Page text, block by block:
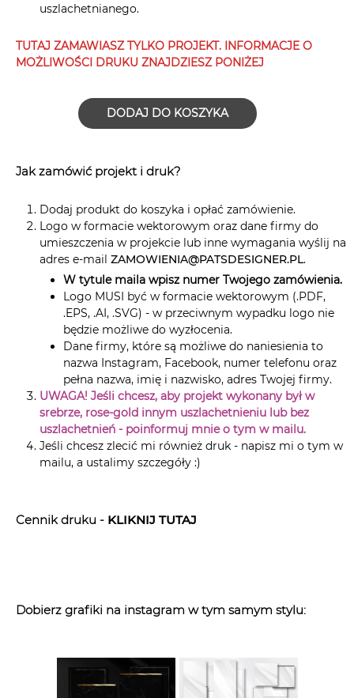
uszlachetnianego.
TUTAJ ZAMAWIASZ TYLKO PROJEKT. INFORMACJE O
MOŻLIWOŚCI DRUKU ZNAJDZIESZ PONIŻEJ
Jak zamówić projekt i druk?
Dodaj produkt do koszyka i opłać zamówienie.
Logo w formacie wektorowym oraz dane firmy do
umieszczenia w projekcie lub inne wymagania wyślij na
adres e-mail ZAMOWIENIA@PATSDESIGNER.PL.
W tytule maila wpisz numer Twojego zamówienia.
Logo MUSI być w formacie wektorowym (.PDF,
.EPS, .AI, .SVG) - w przeciwnym wypadku logo nie
będzie możliwe do wyzłocenia.
Dane firmy, które są możliwe do naniesienia to
nazwa Instagram, Facebook, numer telefonu oraz
pełna nazwa, imię i nazwisko, adres Twojej firmy.
UWAGA! Jeśli chcesz, aby projekt wykonany był w
srebrze, rose-gold innym uszlachetnieniu lub bez
uszlachetnień - poinformuj mnie o tym w mailu.
Jeśli chcesz zlecić mi również druk - napisz mi o tym w
mailu, a ustalimy szczegóły :)
Cennik druku - KLIKNIJ TUTAJ
DODAJ DO KOSZYKA
Dobierz grafiki na instagram w tym samym stylu: